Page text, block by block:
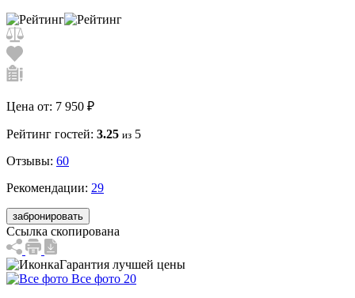
Цена от: 7 950 ₽
Рейтинг гостей: 3.25 из 5
Отзывы: 60
Рекомендации: 29
забронировать
Ссылка скопирована
Гарантия лучшей цены
Все фото 20